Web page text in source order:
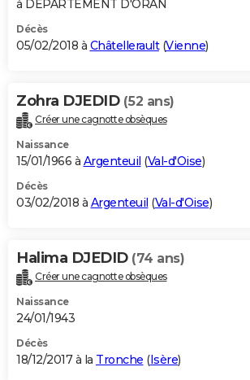
à DEPARTEMENT D'ORAN
Décès
05/02/2018 à Châtellerault(Vienne)
Zohra DJEDID (52 ans)
Créer une cagnotte obsèques
Naissance
15/01/1966 à Argenteuil (Val-d'Oise)
Décès
03/02/2018 à Argenteuil (Val-d'Oise)
Halima DJEDID (74 ans)
Créer une cagnotte obsèques
Naissance
24/01/1943
Décès
18/12/2017 à la Tronche (Isère)